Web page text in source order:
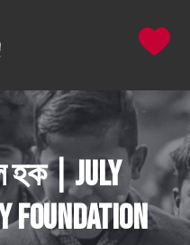
হক | July
Foundation